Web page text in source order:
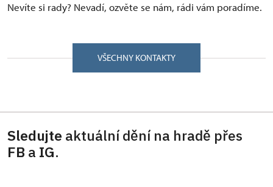
Nevíte si rady? Nevadí, ozvěte se nám, rádi vám poradíme.
VŠECHNY KONTAKTY
Sledujte aktuální dění na hradě přes
FB a IG.